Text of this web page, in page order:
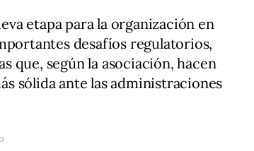
etapa para la organización en
desafíos regulatorios,
que, según la asociación, hacen
sólida ante las administraciones